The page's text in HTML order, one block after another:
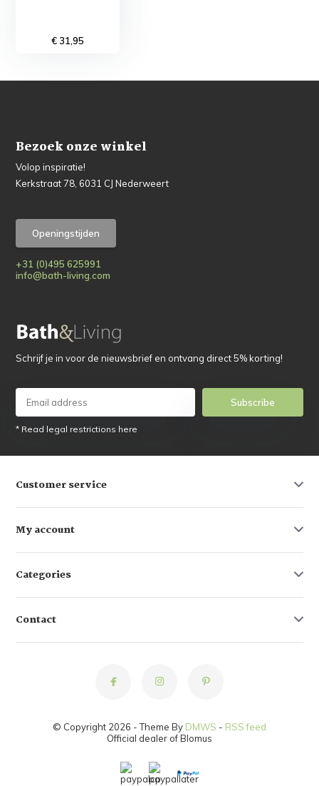
€ 31,95
Bezoek onze winkel
Volop inspiratie!
Kerkstraat 78, 6031 CJ Nederweert
Openingstijden
+31 (0)495 625991
info@bath-living.com
Schrijf je in voor de nieuwsbrief en ontvang direct 5% korting!
Subscribe
* Read legal restrictions here
Customer service
My account
Categories
Contact
© Copyright 2026 - Theme By DMWS - RSS feed
Official dealer of Blomus